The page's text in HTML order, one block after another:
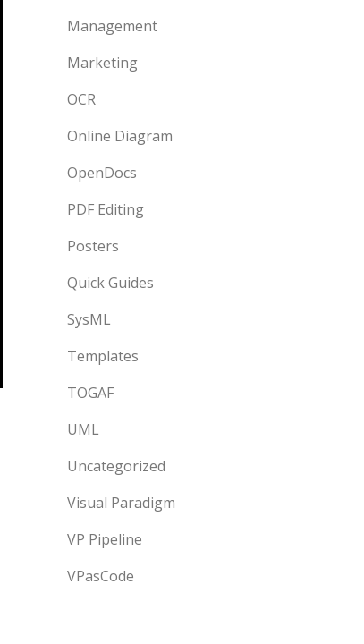
Management
Marketing
OCR
Online Diagram
OpenDocs
PDF Editing
Posters
Quick Guides
SysML
Templates
TOGAF
UML
Uncategorized
Visual Paradigm
VP Pipeline
VPasCode